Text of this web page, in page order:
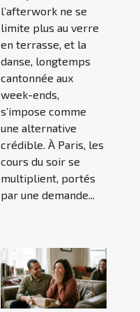
l’afterwork ne se
limite plus au verre
en terrasse, et la
danse, longtemps
cantonnée aux
week-ends,
s’impose comme
une alternative
crédible. À Paris, les
cours du soir se
multiplient, portés
par une demande...